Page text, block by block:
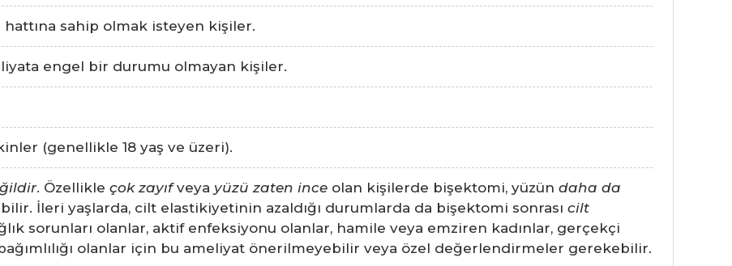
hattına sahip olmak isteyen kişiler.
engel bir durumu olmayan kişiler.
(genellikle 18 yaş ve üzeri).
. Özellikle çok zayıfveya yüzü zaten ince olan kişilerde bişektomi, yüzün daha da
İleri yaşlarda, cilt elastikiyetinin azaldığı durumlarda da bişektomi sonrası cilt
sorunları olanlar, aktif enfeksiyonu olanlar, hamile veya emziren kadınlar, gerçekçi
olanlar için bu ameliyat önerilmeyebilir veya özel değerlendirmeler gerekebilir.